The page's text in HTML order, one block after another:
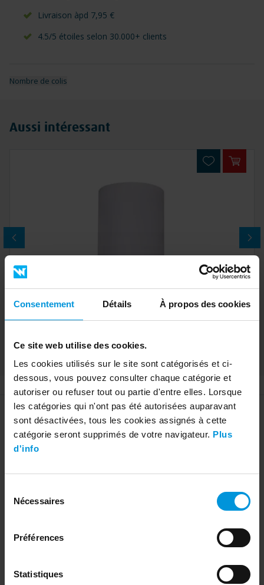
Consentement Détails À propos des cookies
Ce site web utilise des cookies.
Les cookies utilisés sur le site sont catégorisés et ci-
dessous, vous pouvez consulter chaque catégorie et
autoriser ou refuser tout ou partie d'entre elles. Lorsque
les catégories qui n'ont pas été autorisées auparavant
sont désactivées, tous les cookies assignés à cette
catégorie seront supprimés de votre navigateur. Plus
d'info
Nécessaires
Préférences
Statistiques
Livraison àpd 7,95 €
4.5/5 étoiles selon 30.000+ clients
Nombre de colis
Aussi intéressant
29,40 €
Information supplémentaire
Caractéristiques
CulotG9
Nombre de points lumineux
Wattage maximale1x40W
Tension
220 - 240 Volt
AmpouleLED
Ampoule comprise